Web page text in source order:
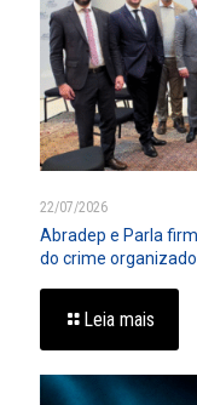
22/07/2026
Abradep e Parla
do crime
Leia mais